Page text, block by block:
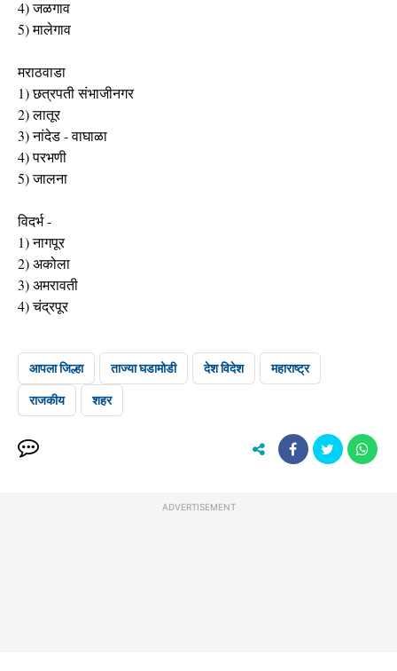
4) जळगाव
5) मालेगाव
मराठवाडा
1) छत्रपती संभाजीनगर
2) लातूर
3) नांदेड - वाघाळा
4) परभणी
5) जालना
विदर्भ -
1) नागपूर
2) अकोला
3) अमरावती
4) चंद्रपूर
आपला जिल्हा ताज्या घडामोडी देश विदेश महाराष्ट्र
राजकीय शहर
ADVERTISEMENT